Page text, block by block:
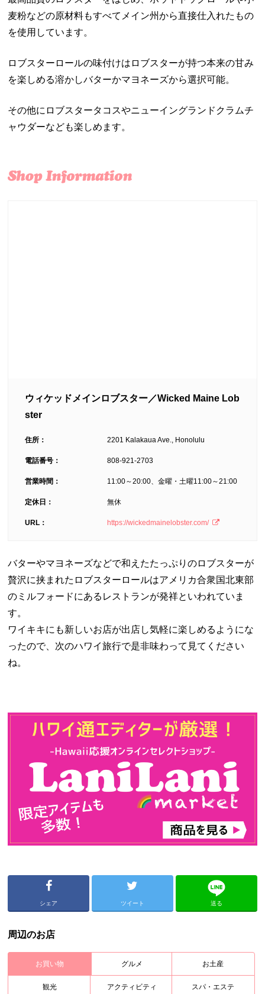
麦粉などの原材料もすべてメイン州から直接仕入れたもの
を使用しています。
ロブスターロールの味付けはロブスターが持つ本来の甘み
を楽しめる溶かしバターかマヨネーズから選択可能。
その他にロブスタータコスやニューイングランドクラムチ
ャウダーなども楽しめます。
ウィケッドメインロブスター／Wicked Maine Lob
ster
住所： 2201 Kalakaua Ave., Honolulu
電話番号： 808-921-2703
営業時間： 11:00～20:00、金曜・土曜11:00～21:00
定休日： 無休
URL： https://wickedmainelobster.com/
バターやマヨネーズなどで和えたたっぷりのロブスターが
贅沢に挟まれたロブスターロールはアメリカ合衆国北東部
のミルフォードにあるレストランが発祥といわれていま
す。
ワイキキにも新しいお店が出店し気軽に楽しめるようにな
ったので、次のハワイ旅行で是非味わって見てください
ね。
シェア ツイート 送る
周辺のお店
お買い物 グルメ お土産
観光 アクティビティ スパ・エステ